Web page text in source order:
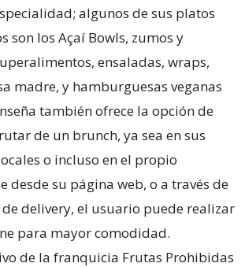
algunos de sus platos
son los Açaí Bowls, zumos y
ensaladas, wraps,
madre, y hamburguesas veganas
también ofrece la opción de
de un brunch, ya sea en sus
o incluso en el propio
desde su página web, o a través de
delivery, el usuario puede realizar
para mayor comodidad.
de la franquicia Frutas Prohibidas